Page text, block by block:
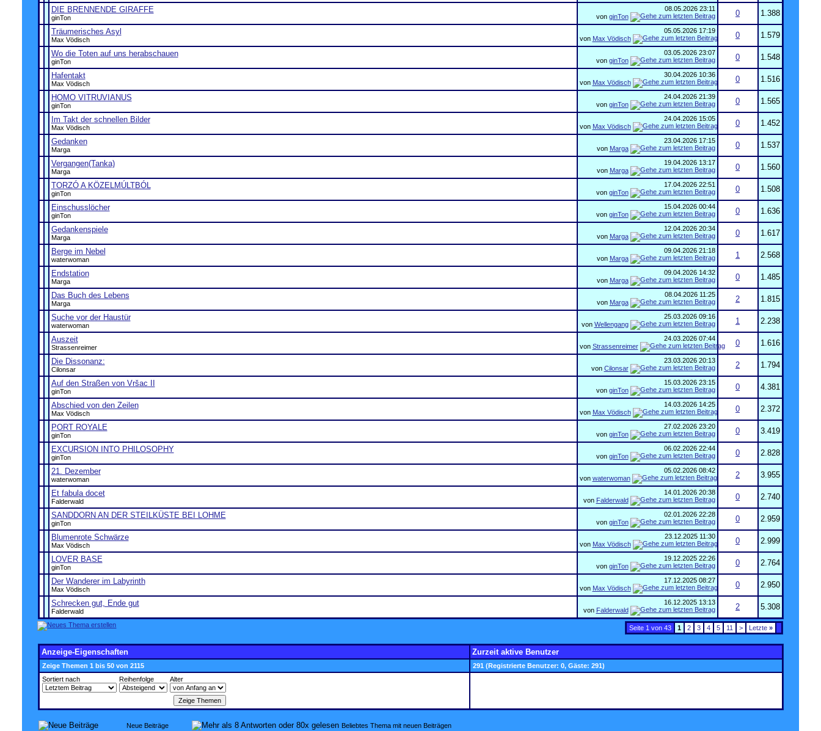
DIE BRENNENDE GIRAFFE
ginTon
08.05.2026 23:11
von ginTon 0
1.388
Träumerisches Asyl
Max Vödisch
05.05.2026 17:19
von Max Vödisch 0
1.579
Wo die Toten auf uns herabschauen
ginTon
03.05.2026 23:07
von ginTon 0
1.548
Hafentakt
Max Vödisch
30.04.2026 10:36
von Max Vödisch 0
1.516
HOMO VITRUVIANUS
ginTon
24.04.2026 21:39
von ginTon 0
1.565
Im Takt der schnellen Bilder
Max Vödisch
24.04.2026 15:05
von Max Vödisch 0
1.452
Gedanken
Marga
23.04.2026 17:15
von Marga 0
1.537
Vergangen(Tanka)
Marga
19.04.2026 13:17
von Marga 0
1.560
TORZÓ A KÖZELMÚLTBÓL
ginTon
17.04.2026 22:51
von ginTon 0
1.508
Einschusslöcher
ginTon
15.04.2026 00:44
von ginTon 0
1.636
Gedankenspiele
Marga
12.04.2026 20:34
von Marga 0
1.617
Berge im Nebel
waterwoman
09.04.2026 21:18
von Marga 1
2.568
Endstation
Marga
09.04.2026 14:32
von Marga 0
1.485
Das Buch des Lebens
Marga
08.04.2026 11:25
von Marga 2
1.815
Suche vor der Haustür
waterwoman
25.03.2026 09:16
von Wellengang 1
2.238
Auszeit
Strassenreimer
24.03.2026 07:44
von Strassenreimer 0
1.616
Die Dissonanz:
Cilonsar
23.03.2026 20:13
von Cilonsar 2
1.794
Auf den Straßen von Vršac II
ginTon
15.03.2026 23:15
von ginTon 0
4.381
Abschied von den Zeilen
Max Vödisch
14.03.2026 14:25
von Max Vödisch 0
2.372
PORT ROYALE
ginTon
27.02.2026 23:20
von ginTon 0
3.419
EXCURSION INTO PHILOSOPHY
ginTon
06.02.2026 22:44
von ginTon 0
2.828
21. Dezember
waterwoman
05.02.2026 08:42
von waterwoman 2
3.955
Et fabula docet
Falderwald
14.01.2026 20:38
von Falderwald 0
2.740
SANDDORN AN DER STEILKÜSTE BEI LOHME
ginTon
02.01.2026 22:28
von ginTon 0
2.959
Blumenrote Schwärze
Max Vödisch
23.12.2025 11:30
von Max Vödisch 0
2.999
LOVER BASE
ginTon
19.12.2025 22:26
von ginTon 0
2.764
Der Wanderer im Labyrinth
Max Vödisch
17.12.2025 08:27
von Max Vödisch 0
2.950
Schrecken gut, Ende gut
Falderwald
16.12.2025 13:13
von Falderwald 2 5.308
Seite 1 von 43 1 2 3 4 5 11 > Letzte»
Anzeige-Eigenschaften Zurzeit aktive Benutzer
Zeige Themen 1 bis 50 von 2115
291 (Registrierte Benutzer: 0, Gäste: 291)
Sortiert nach
Reihenfolge Alter
Neue Beiträge Beliebtes Thema mit neuen Beiträgen